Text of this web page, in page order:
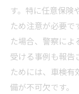
す。特に任意保険
ため注意が必要で
た場合、警察によ
受ける事例も報告
ためには、車検
備が不可欠です。